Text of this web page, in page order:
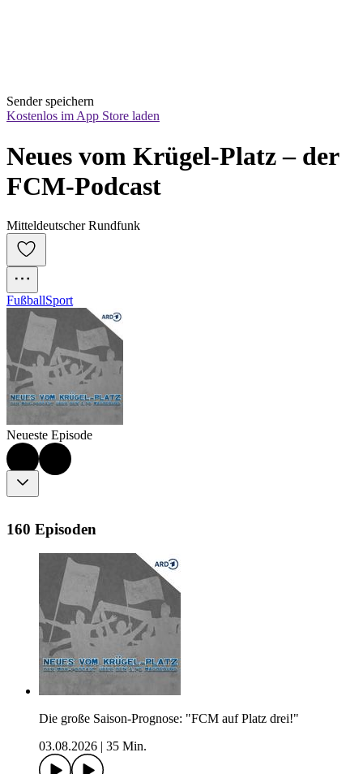
Sender speichern
Kostenlos im App Store laden
Neues vom Krügel-Platz – der
FCM-Podcast
Mitteldeutscher Rundfunk
FußballSport
Neueste Episode
160 Episoden
Die große Saison-Prognose: "FCM auf Platz drei!"
03.08.2026
35 Min.